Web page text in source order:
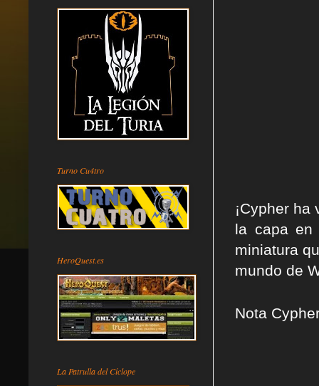
¡Cypher
la capa en
miniatura
mundo de
Nota
Turno Cu4tro
HeroQuest.es
La Patrulla del Cíclope